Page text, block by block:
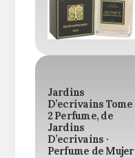
Jardins
D’ecrivains Tome
2 Perfume, de
Jardins
D’ecrivains ·
Perfume de Mujer